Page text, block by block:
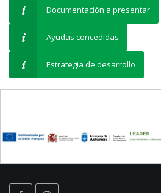
Documentación a presentar
Ayudas concedidas
Estrategia de desarrollo